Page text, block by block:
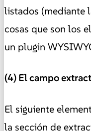
listados (mediante
cosas que son los
un plugin
(4) El campo
El siguiente
la sección de